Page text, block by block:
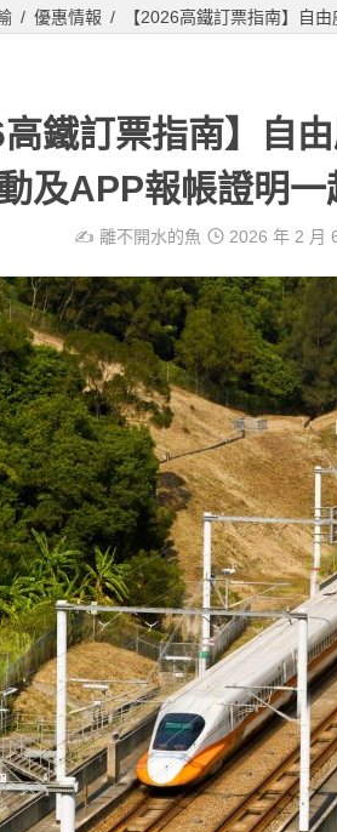
優惠情報 【2026高鐵訂票指南】自
高鐵訂票指南】自
及APP報帳證明一
✍️離不開水的魚 2026 年 2 月